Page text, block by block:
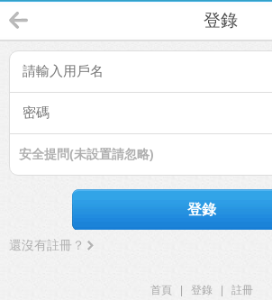
登錄
安全提問(未設置請忽略)
登錄
還沒有註冊？
首頁 登錄
註冊